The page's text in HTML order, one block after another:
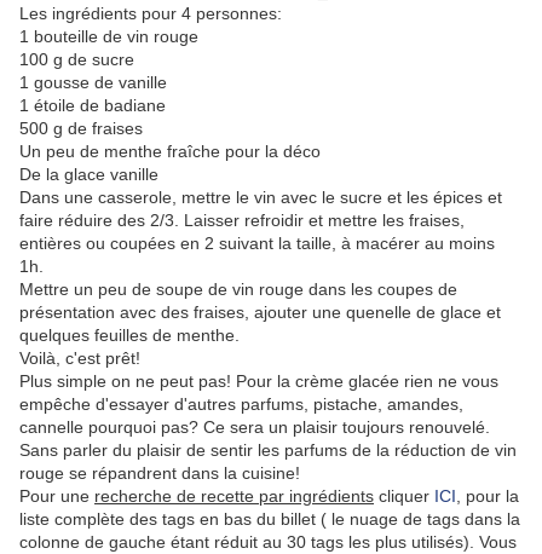
Les ingrédients pour 4 personnes:
1 bouteille de vin rouge
100 g de sucre
1 gousse de vanille
1 étoile de badiane
500 g de fraises
Un peu de menthe fraîche pour la déco
De la glace vanille
Dans une casserole, mettre le vin avec le sucre et les épices et
faire réduire des 2/3. Laisser refroidir et mettre les fraises,
entières ou coupées en 2 suivant la taille, à macérer au moins
1h.
Mettre un peu de soupe de vin rouge dans les coupes de
présentation avec des fraises, ajouter une quenelle de glace et
quelques feuilles de menthe.
Voilà, c'est prêt!
Plus simple on ne peut pas! Pour la crème glacée rien ne vous
empêche d'essayer d'autres parfums, pistache, amandes,
cannelle pourquoi pas? Ce sera un plaisir toujours renouvelé.
Sans parler du plaisir de sentir les parfums de la réduction de vin
rouge se répandrent dans la cuisine!
Pour une recherche de recette par ingrédients cliquer ICI , pour la
liste complète des tags en bas du billet ( le nuage de tags dans la
colonne de gauche étant réduit au 30 tags les plus utilisés). Vous